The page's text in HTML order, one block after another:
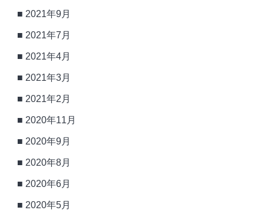
2021年9月
2021年7月
2021年4月
2021年3月
2021年2月
2020年11月
2020年9月
2020年8月
2020年6月
2020年5月